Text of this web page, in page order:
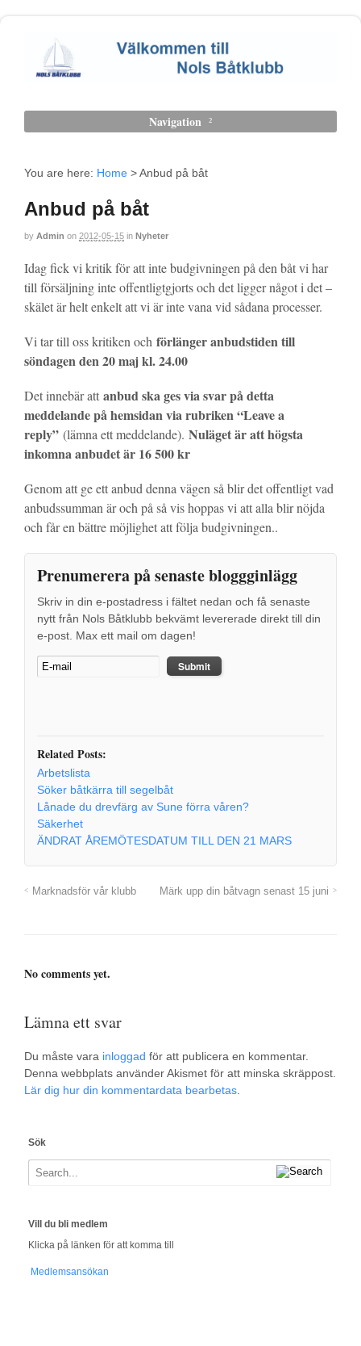
Navigation
You are here: Home >Anbud på båt
Anbud på båt
by Admin on 2012-05-15 in Nyheter
Idag fick vi kritik för att inte budgivningen på den båt vi har
till försäljning inte offentligtgjorts och det ligger något i det –
skälet är helt enkelt att vi är inte vana vid sådana processer.
Vi tar till oss kritiken och förlänger anbudstiden till
söndagen den 20 maj kl. 24.00
Det innebär att anbud ska ges via svar på detta
meddelande på hemsidan via rubriken “Leave a
reply” (lämna ett meddelande). Nuläget är att högsta
inkomna anbudet är 16 500 kr
Genom att ge ett anbud denna vägen så blir det offentligt vad
anbudssumman är och på så vis hoppas vi att alla blir nöjda
och får en bättre möjlighet att följa budgivningen..
Prenumerera på senaste bloggginlägg
Skriv in din e-postadress i fältet nedan och få senaste
nytt från Nols Båtklubb bekvämt levererade direkt till din
e-post. Max ett mail om dagen!
Related Posts:
Arbetslista
Söker båtkärra till segelbåt
Lånade du drevfärg av Sune förra våren?
Säkerhet
ÄNDRAT ÅREMÖTESDATUM TILL DEN 21 MARS
Marknadsför vår klubb Märk upp din båtvagn senast 15 juni
No comments yet.
Lämna ett svar
Du måste vara inloggad för att publicera en kommentar.
Denna webbplats använder Akismet för att minska skräppost.
Lär dig hur din kommentardata bearbetas
Sök
Vill du bli medlem
Klicka på länken för att komma till
Medlemsansökan